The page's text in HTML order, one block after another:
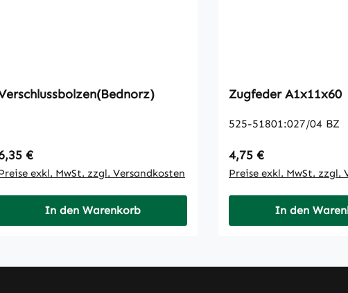
Preis:
€
exkl. MwSt. zzgl. Versandkosten
In den Warenkorb
Zugfeder A1x11x60
525-51801:027/04 BZ
Regulärer Preis:
4,75 €
Preise exkl. MwSt. zzgl.
In den